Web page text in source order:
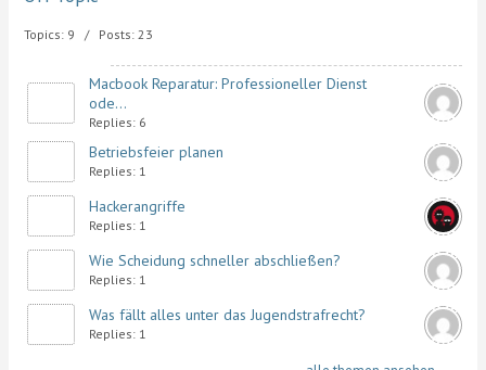
Topics: 9 / Posts: 23
Macbook Reparatur: Professioneller Dienst
ode...
Replies: 6
Betriebsfeier planen
Replies: 1
Hackerangriffe
Replies: 1
Wie Scheidung schneller abschließen?
Replies: 1
Was fällt alles unter das Jugendstrafrecht?
Replies: 1